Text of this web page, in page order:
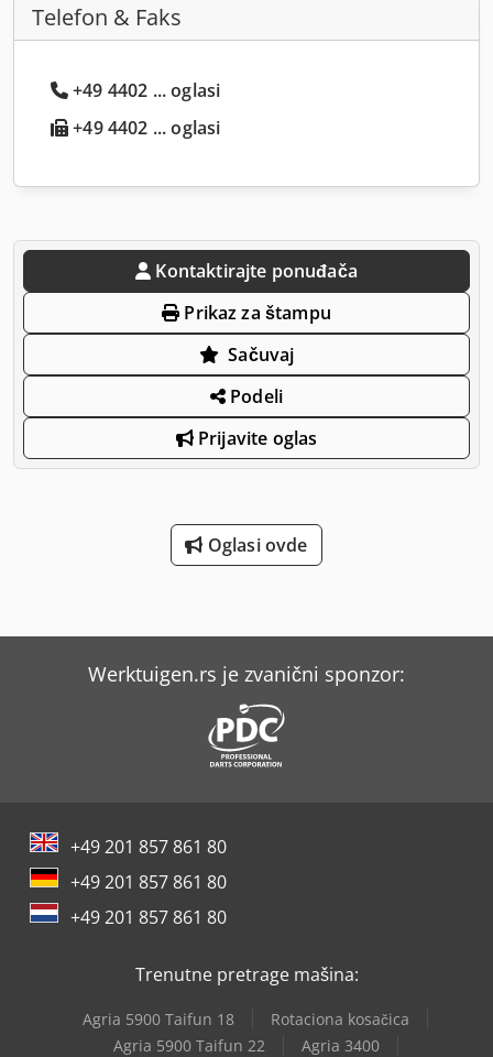
Telefon & Faks
+49 4402 ... oglasi
+49 4402 ... oglasi
Kontaktirajte ponuđača
Prikaz za štampu
Sačuvaj
Podeli
Prijavite oglas
Oglasi ovde
Werktuigen.rs je zvanični sponzor:
+49 201 857 861 80
+49 201 857 861 80
+49 201 857 861 80
Trenutne pretrage mašina:
Agria 5900 Taifun 18
Rotaciona kosačica
Agria 5900 Taifun 22
Agria 3400